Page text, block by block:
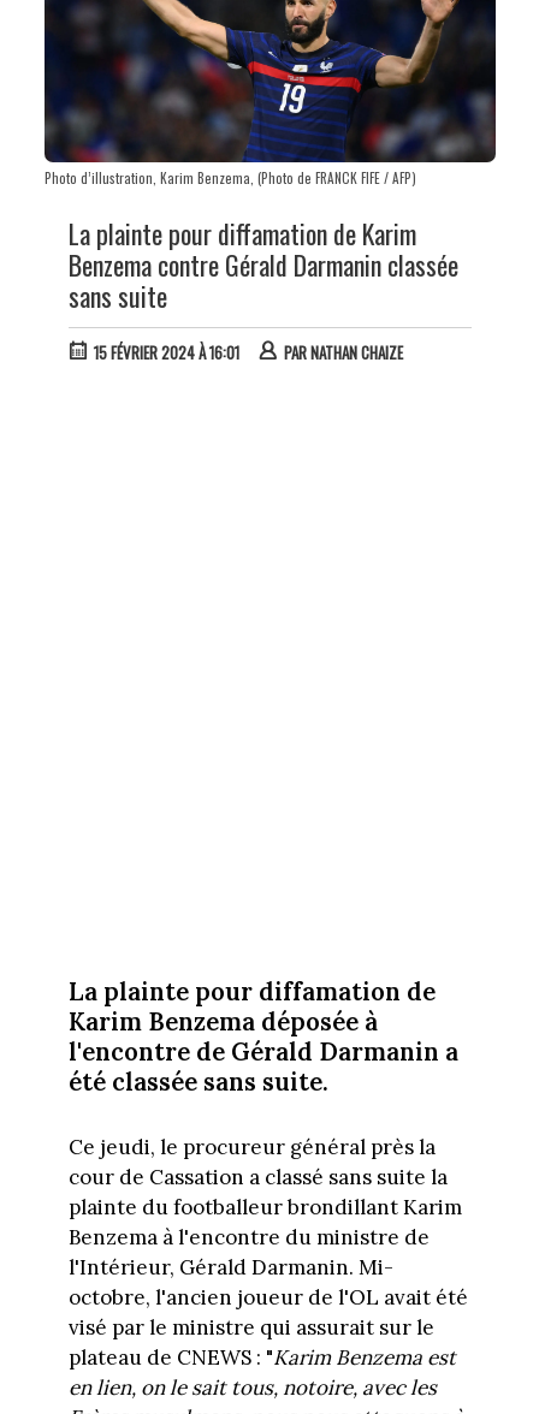
Photo d’illustration, Karim Benzema, (Photo de FRANCK FIFE / AFP)
La plainte pour diffamation de Karim
Benzema contre Gérald Darmanin classée
sans suite
15 FÉVRIER 2024 À 16:01 PARNATHAN CHAIZE
La plainte pour diffamation de
Karim Benzema déposée à
l'encontre de Gérald Darmanin a
été classée sans suite.
Ce jeudi, le procureur général près la
cour de Cassation a classé sans suite la
plainte du footballeur brondillant Karim
Benzema à l'encontre du ministre de
l'Intérieur, Gérald Darmanin. Mi-
octobre, l'ancien joueur de l'OL avait été
visé par le ministre qui assurait sur le
plateau de CNEWS : "Karim Benzema est
en lien, on le sait tous, notoire, avec les